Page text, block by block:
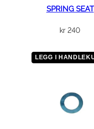
SPRING SEAT
kr 240
LEGG I